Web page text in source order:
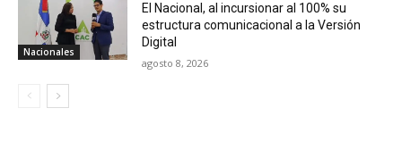
Nacionales
El Nacional, al incursionar al 100% su
estructura comunicacional a la Versión
Digital
agosto 8, 2026